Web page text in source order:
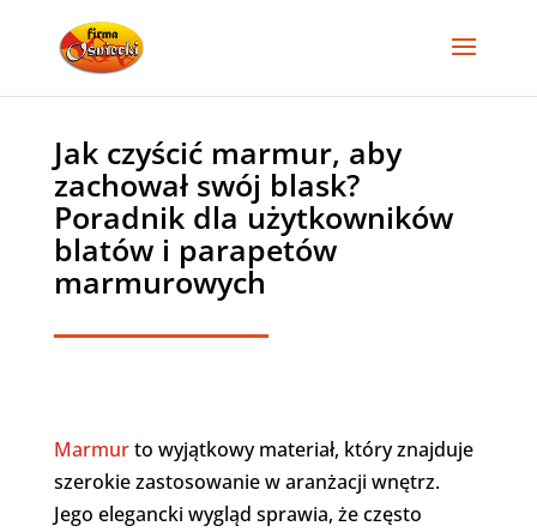
Jak czyścić marmur, aby
zachował swój blask?
Poradnik dla użytkowników
blatów i parapetów
marmurowych
Marmurto wyjątkowy materiał, który znajduje
szerokie zastosowanie w aranżacji wnętrz.
Jego elegancki wygląd sprawia, że często